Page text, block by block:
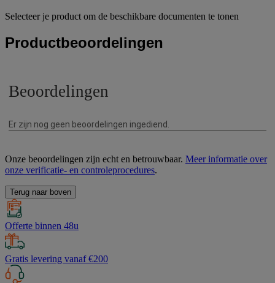
Selecteer je product om de beschikbare documenten te tonen
Productbeoordelingen
Onze beoordelingen zijn echt en betrouwbaar. Meer informatie over
onze verificatie- en controleprocedures.
Terug naar boven
Offerte binnen 48u
Gratis levering vanaf €200